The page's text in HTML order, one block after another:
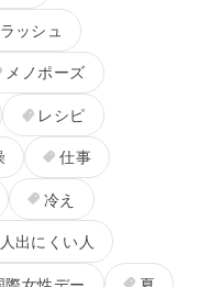
ッシュ
メノポーズ
レシピ
仕事
冷え
出にくい人